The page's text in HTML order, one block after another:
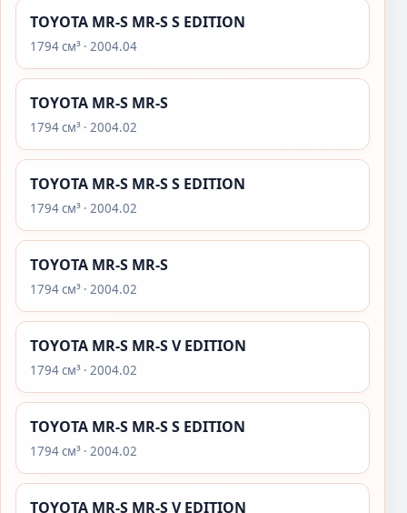
TOYOTA MR-S MR-S S EDITION
1794 см³ · 2004.04
TOYOTA MR-S MR-S
1794 см³ · 2004.02
TOYOTA MR-S MR-S S EDITION
1794 см³ · 2004.02
TOYOTA MR-S MR-S
1794 см³ · 2004.02
TOYOTA MR-S MR-S V EDITION
1794 см³ · 2004.02
TOYOTA MR-S MR-S S EDITION
1794 см³ · 2004.02
TOYOTA MR-S MR-S V EDITION